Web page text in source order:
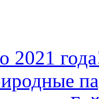
2021